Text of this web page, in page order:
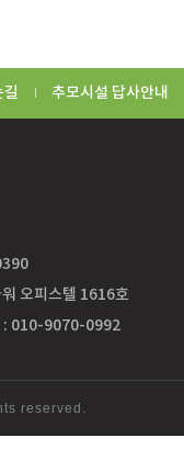
추모시설 답사안내
오피스텔 1616호
: 010-9070-0992
reserved.